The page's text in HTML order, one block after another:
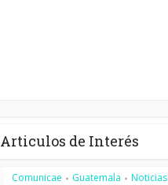
Articulos de Interés
Comunicae • Guatemala • Noticias